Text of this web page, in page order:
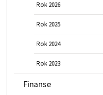
Rok 2026
Rok 2025
Rok 2024
Rok 2023
Finanse